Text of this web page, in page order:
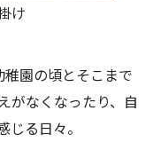
け
園の頃とそこまで
がなくなったり、自
る日々。